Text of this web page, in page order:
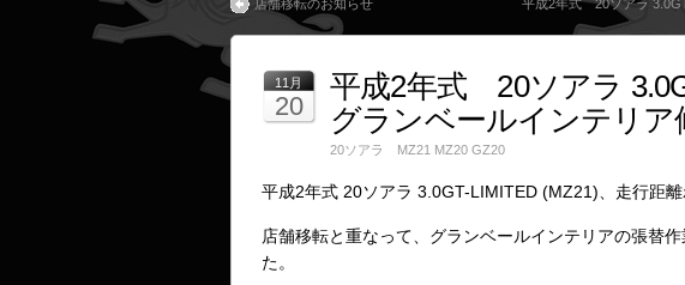
店舗移転のお知らせ 平成2年式 20ソアラ
11月
20
平成2年式 20ソアラ
グランベールインテリ
20ソアラ MZ21 MZ20 GZ20
平成2年式 20ソアラ 3.0GT-LIMITED (MZ21)、走行距
店舗移転と重なって、グランベールインテリアの張替
た。